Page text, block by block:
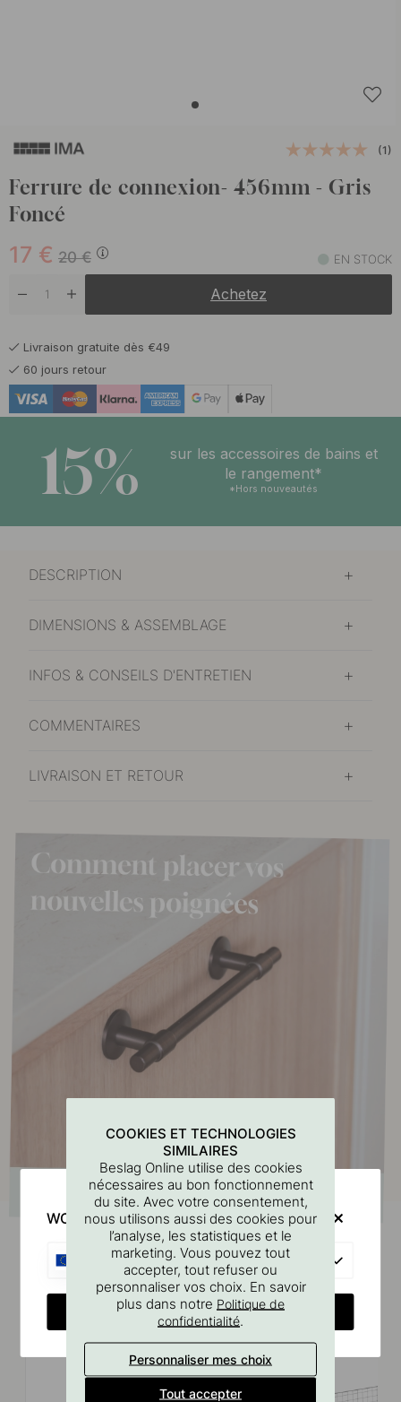
(1)
Ferrure de connexion- 456mm - Gris
Foncé
20€
17 € EN STOCK
Achetez
Livraison gratuite dès €49
60 jours retour
15%
sur les accessoires de bains et
le rangement*
*Hors nouveautés
DESCRIPTION
DIMENSIONS & ASSEMBLAGE
INFOS & CONSEILS D'ENTRETIEN
COMMENTAIRES
LIVRAISON ET RETOUR
Produits similaires
15
COOKIES ET TECHNOLOGIES
SIMILAIRES
Beslag Online utilise des cookies
nécessaires au bon fonctionnement
du site. Avec votre consentement,
nous utilisons aussi des cookies pour
l’analyse, les statistiques et le
marketing. Vous pouvez tout
accepter, tout refuser ou
personnaliser vos choix. En savoir
plus dans notre Politique de
confidentialité.
Personnaliser mes choix
Tout accepter
WOULD YOU RATHER VISIT?
CHANGE COUNTRY